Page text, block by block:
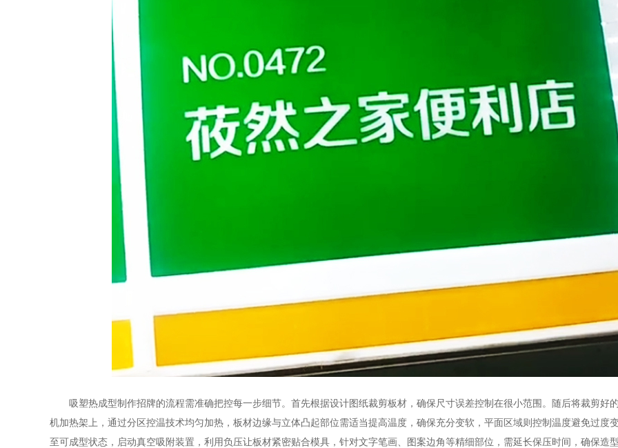
吸塑热成型制作招牌的流程需准确把控每一步细节。首先根据设计图纸裁剪板材，确保尺寸误差控制在很小范围。随后将裁剪好
机加热架上，通过分区控温技术均匀加热，板材边缘与立体凸起部位需适当提高温度，确保充分变软，平面区域则控制温度避免过度
至可成型状态，启动真空吸附装置，利用负压让板材紧密贴合模具，针对文字笔画、图案边角等精细部位，需延长保压时间，确保造